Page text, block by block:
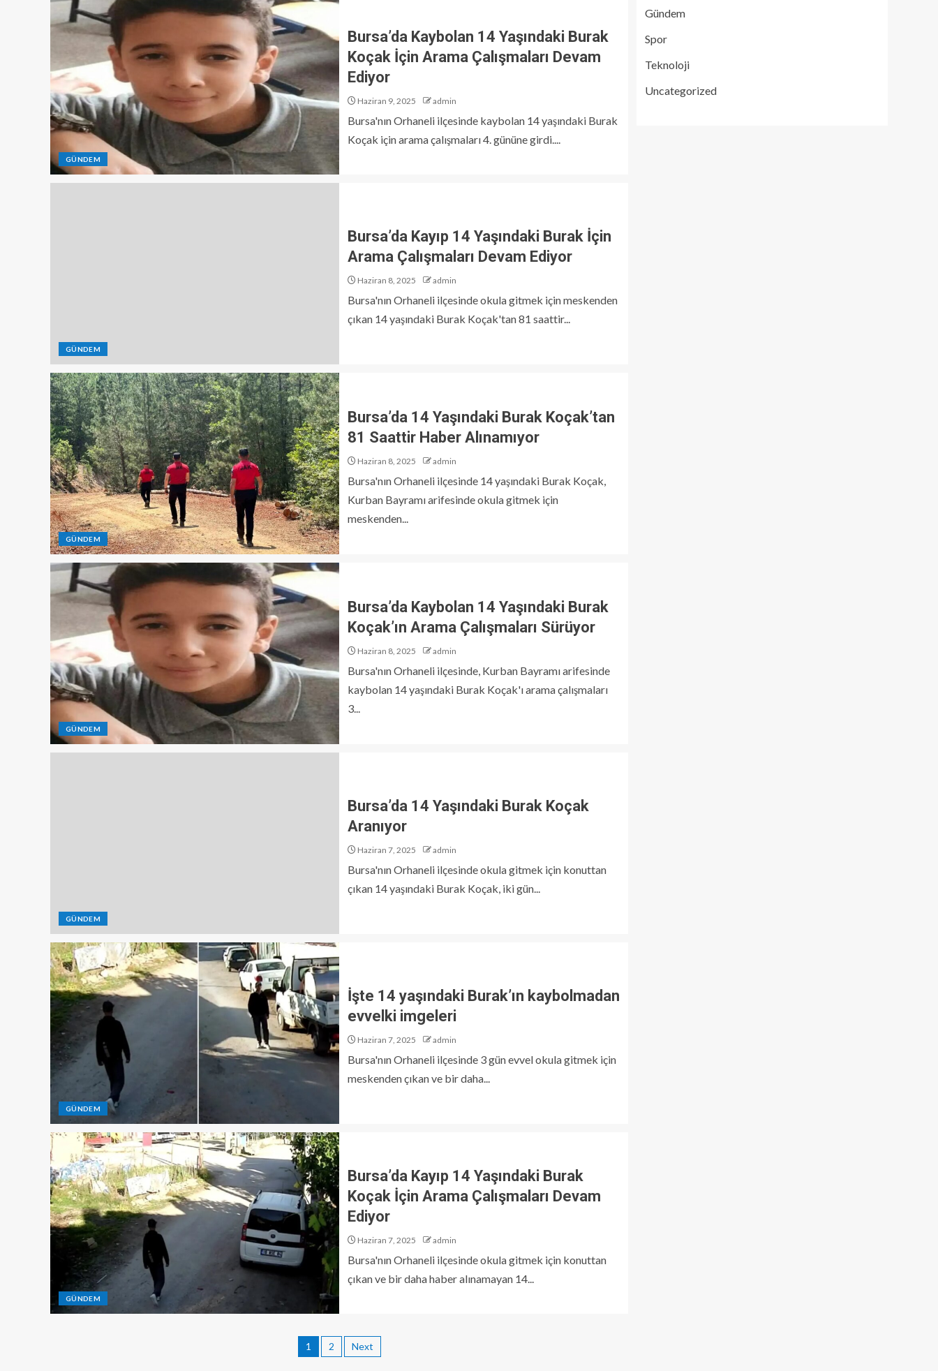
GÜNDEM
Bursa’da Kaybolan 14 Yaşındaki Burak
Koçak İçin Arama Çalışmaları Devam
Ediyor
Haziran 9, 2025 admin
Bursa'nın Orhaneli ilçesinde kaybolan 14 yaşındaki Burak
Koçak için arama çalışmaları 4. gününe girdi....
GÜNDEM
Bursa’da Kayıp 14 Yaşındaki Burak İçin
Arama Çalışmaları Devam Ediyor
Haziran 8, 2025 admin
Bursa'nın Orhaneli ilçesinde okula gitmek için meskenden
çıkan 14 yaşındaki Burak Koçak'tan 81 saattir...
GÜNDEM
Bursa’da 14 Yaşındaki Burak Koçak’tan
81 Saattir Haber Alınamıyor
Haziran 8, 2025 admin
Bursa'nın Orhaneli ilçesinde 14 yaşındaki Burak Koçak,
Kurban Bayramı arifesinde okula gitmek için
meskenden...
GÜNDEM
Bursa’da Kaybolan 14 Yaşındaki Burak
Koçak’ın Arama Çalışmaları Sürüyor
Haziran 8, 2025 admin
Bursa'nın Orhaneli ilçesinde, Kurban Bayramı arifesinde
kaybolan 14 yaşındaki Burak Koçak'ı arama çalışmaları
3...
GÜNDEM
Bursa’da 14 Yaşındaki Burak Koçak
Aranıyor
Haziran 7, 2025 admin
Bursa'nın Orhaneli ilçesinde okula gitmek için konuttan
çıkan 14 yaşındaki Burak Koçak, iki gün...
GÜNDEM
İşte 14 yaşındaki Burak’ın kaybolmadan
evvelki imgeleri
Haziran 7, 2025 admin
Bursa'nın Orhaneli ilçesinde 3 gün evvel okula gitmek için
meskenden çıkan ve bir daha...
GÜNDEM
Bursa’da Kayıp 14 Yaşındaki Burak
Koçak İçin Arama Çalışmaları Devam
Ediyor
Haziran 7, 2025 admin
Bursa'nın Orhaneli ilçesinde okula gitmek için konuttan
çıkan ve bir daha haber alınamayan 14...
1 2 Next
Gündem
Spor
Teknoloji
Uncategorized